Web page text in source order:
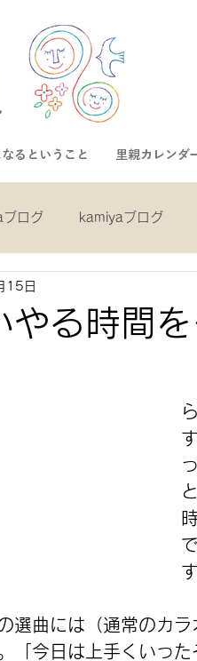
るということ 里親カレンダ
ログ kamiyaブログ
やる時間
15日
曲には（通常のカラ
「今日は上手くいっ